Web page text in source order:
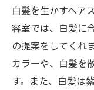
白髪を生かすヘア
容室では、白髪に
の提案をしてくれ
カラーや、白髪を
す。また、白髪は